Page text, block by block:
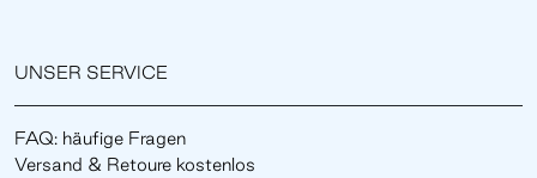
UNSER SERVICE
FAQ: häufige Fragen
Versand & Retoure kostenlos